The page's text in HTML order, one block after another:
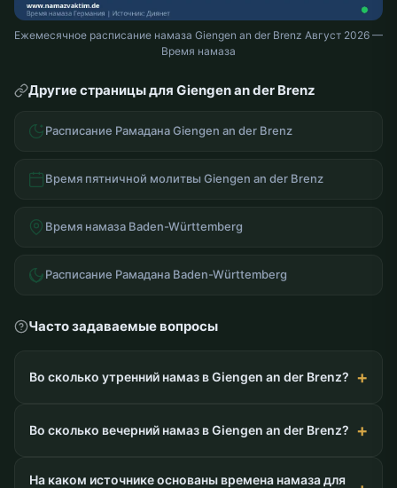
Ежемесячное расписание намаза Giengen an der Brenz Август 2026 —
Время намаза
Другие страницы для Giengen an der Brenz
Расписание Рамадана Giengen an der Brenz
Время пятничной молитвы Giengen an der Brenz
Время намаза Baden-Württemberg
Расписание Рамадана Baden-Württemberg
Часто задаваемые вопросы
Во сколько утренний намаз в Giengen an der Brenz?
Во сколько вечерний намаз в Giengen an der Brenz?
На каком источнике основаны времена намаза для